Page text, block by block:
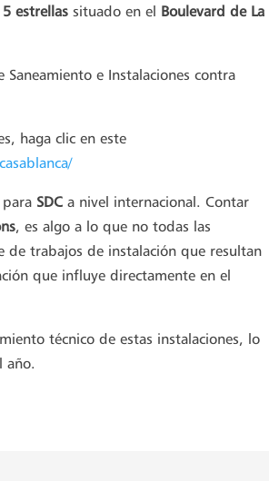
estrellas situado en el Boulevard de La
Saneamiento e Instalaciones contra
haga clic en este
SDC a nivel internacional. Contar
, es algo a lo que no todas las
de trabajos de instalación que resultan
que influye directamente en el
técnico de estas instalaciones, lo
año.